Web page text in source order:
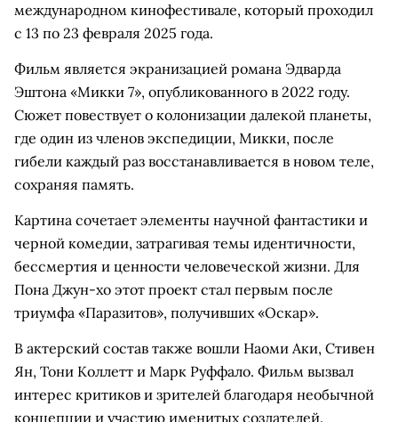
международном кинофестивале, который проходил
с 13 по 23 февраля 2025 года.
Фильм является экранизацией романа Эдварда
Эштона «Микки 7», опубликованного в 2022 году.
Сюжет повествует о колонизации далекой планеты,
где один из членов экспедиции, Микки, после
гибели каждый раз восстанавливается в новом теле,
сохраняя память.
Картина сочетает элементы научной фантастики и
черной комедии, затрагивая темы идентичности,
бессмертия и ценности человеческой жизни. Для
Пона Джун-хо этот проект стал первым после
триумфа «Паразитов», получивших «Оскар».
В актерский состав также вошли Наоми Аки, Стивен
Ян, Тони Коллетт и Марк Руффало. Фильм вызвал
интерес критиков и зрителей благодаря необычной
концепции и участию именитых создателей.